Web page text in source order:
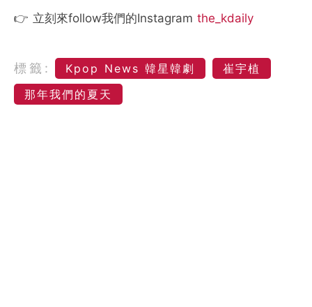
👉 立刻來follow我們的Instagram the_kdaily
標籤: Kpop News 韓星韓劇
崔宇植
那年我們的夏天